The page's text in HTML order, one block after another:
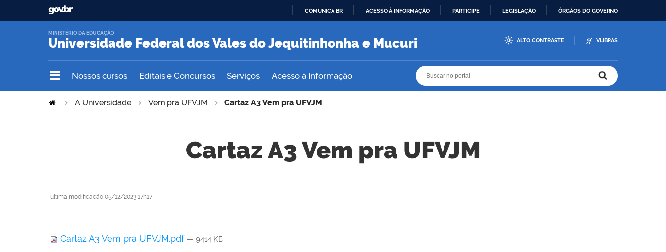
O
COMUNICA BR ACESSO À INFORMAÇÃO PARTICIPE LEGISLAÇÃO ÓRGÃOS DO GOVERNO
Universidade Federal dos Vales do Jequitinhonha e Mucuri
MINISTÉRIO DA EDUCAÇÃO
ALTO CONTRASTE VLIBRAS
Nossos cursos Editais e Concursos Serviços Acesso à Informação
A Universidade Vem pra UFVJM Cartaz A3 Vem pra UFVJM
Cartaz A3 Vem pra UFVJM
última modificação 05/12/2023 17h17
Cartaz A3 Vem pra UFVJM.pdf — 9414 KB